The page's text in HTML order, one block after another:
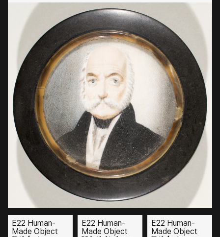
E22 Human-
Made Object
E22 Human-
Made Object
E22 Human-
Made Object